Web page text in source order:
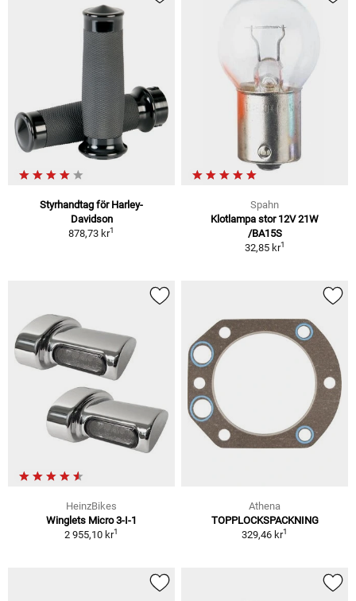
Styrhandtag för Harley-
Davidson
878,73 kr1
Spahn
Klotlampa stor 12V 21W
/BA15S
32,85 kr1
HeinzBikes
Winglets Micro 3-I-1
2 955,10 kr1
Athena
TOPPLOCKSPACKNING
329,46 kr1